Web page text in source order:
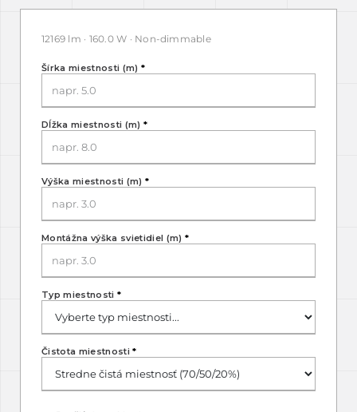
12169 lm · 160.0 W · Non-dimmable
Šírka miestnosti (m) *
Dĺžka miestnosti (m) *
Výška miestnosti (m) *
Montážna výška svietidiel (m) *
Typ miestnosti *
Čistota miestnosti*